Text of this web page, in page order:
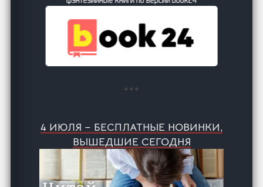
4 ИЮЛЯ – БЕСПЛАТНЫЕ НОВИНКИ,
ВЫШЕДШИЕ СЕГОДНЯ